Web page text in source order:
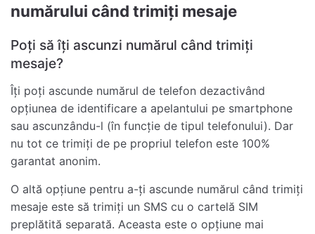
numărului când trimiți mesaje
Poți să îți ascunzi numărul când trimiți
mesaje?
Îți poți ascunde numărul de telefon dezactivând
opțiunea de identificare a apelantului pe smartphone
sau ascunzându-l (în funcție de tipul telefonului). Dar
nu tot ce trimiți de pe propriul telefon este 100%
garantat anonim.
O altă opțiune pentru a-ți ascunde numărul când trimiți
mesaje este să trimiți un SMS cu o cartelă SIM
preplătită separată. Aceasta este o opțiune mai